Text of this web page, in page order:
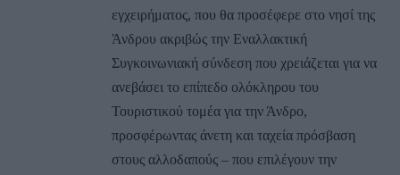
εγχειρήματος, που θα προσέφερε στο νησί της
Άνδρου ακριβώς την Εναλλακτική
Συγκοινωνιακή σύνδεση που χρειάζεται για να
ανεβάσει το επίπεδο ολόκληρου του
Τουριστικού τομέα για την Άνδρο,
προσφέρωντας άνετη και ταχεία πρόσβαση
στους αλλοδαπούς – που επιλέγουν την